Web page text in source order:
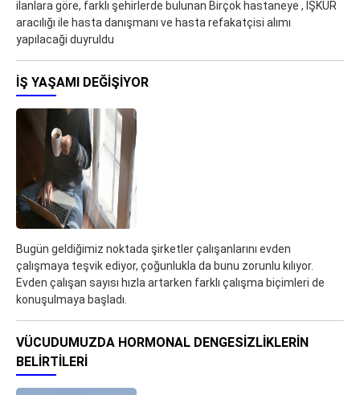
ilanlara göre, farklı şehirlerde bulunan Birçok hastaneye , İŞKUR
aracılığı ile hasta danışmanı ve hasta refakatçisi alımı
yapılacaği duyruldu
IŞ YAŞAMI DEĞIŞIYOR
Bugün geldiğimiz noktada şirketler çalışanlarını evden
çalışmaya teşvik ediyor, çoğunlukla da bunu zorunlu kılıyor.
Evden çalışan sayısı hızla artarken farklı çalışma biçimleri de
konuşulmaya başladı.
VÜCUDUMUZDA HORMONAL DENGESIZLIKLERIN
BELIRTILERI